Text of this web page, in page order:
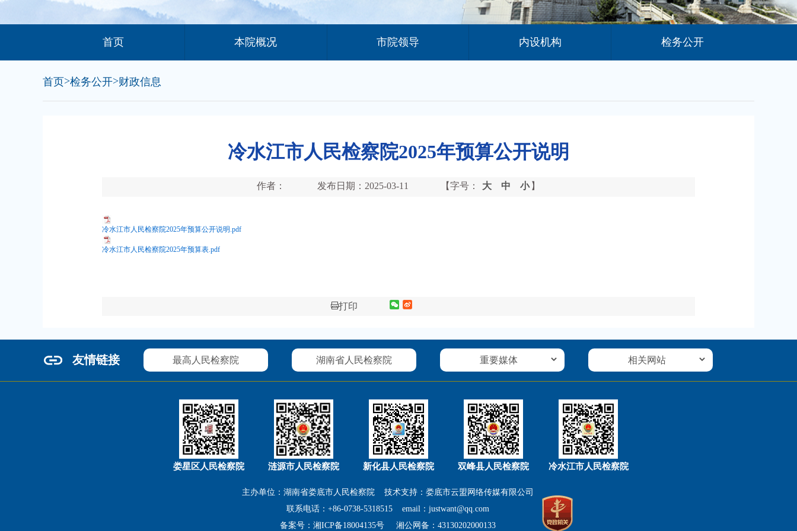
首页 本院概况 市院领导 内设机构 检务公开
首页>检务公开>财政信息
冷水江市人民检察院2025年预算公开说明
作者： 发布日期：2025-03-11 【字号： 大 中 小 】
冷水江市人民检察院2025年预算公开说明.pdf
冷水江市人民检察院2025年预算表.pdf
打印
友情链接 最高人民检察院 湖南省人民检察院
娄星区人民检察院 涟源市人民检察院 新化县人民检察院 双峰县人民检察院 冷水江市人民检察院
主办单位：湖南省娄底市人民检察院 技术支持：娄底市云盟网络传媒有限公司
联系电话：+86-0738-5318515 email：justwant@qq.com
备案号： 湘ICP备18004135号 湘公网备： 43130202000133